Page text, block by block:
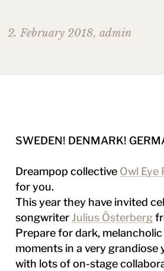
2. February 2018, admin
SWEDEN! DENMARK!
Dreampop collective Owl Eye
for you.
This year they have invited
songwriterJulius Österberg
Prepare for dark,
moments in a very grandiose
with lots of on-stage